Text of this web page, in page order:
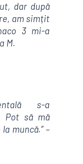
dar după
am simțit
3 mi-a
M.
s-a
Pot să mă
muncă.” –